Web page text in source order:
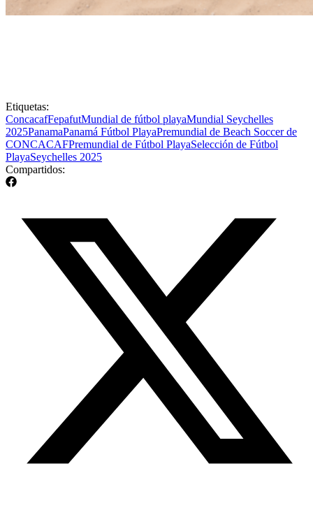
Etiquetas:
ConcacafFepafutMundial de fútbol playaMundial Seychelles
2025PanamaPanamá Fútbol PlayaPremundial de Beach Soccer de
CONCACAFPremundial de Fútbol PlayaSelección de Fútbol
PlayaSeychelles 2025
Compartidos: